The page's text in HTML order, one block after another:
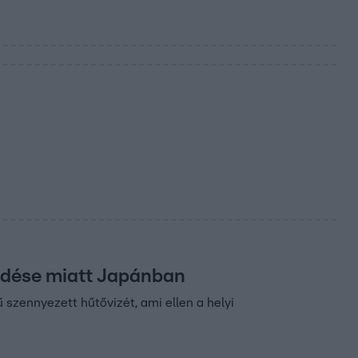
miatt Japánban
hűtővizét, ami ellen a helyi